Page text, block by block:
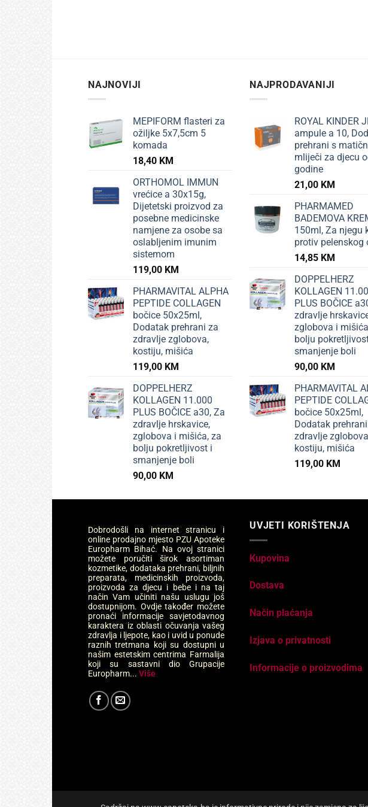
PEDIAKID® Immuno-Fort
sirup 125ml, Pomaže u
djece
27,70KM
+
BEBE I DJECA
VIRANTO FORTE SIRUP
100ml, Prirodno riješenje za
prehladu i gripu
NEMA NA ZALIHI
BioGaia® Protectis D3 kapi
organizma
NEMA NA ZALIHI